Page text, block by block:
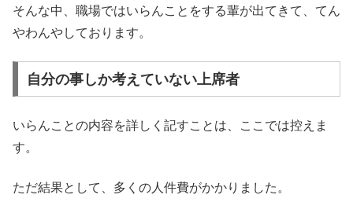
そんな中、職場ではいらんことをする輩が出てきて、てん
やわんやしております。
自分の事しか考えていない上席者
いらんことの内容を詳しく記すことは、ここでは控えま
す。
ただ結果として、多くの人件費がかかりました。